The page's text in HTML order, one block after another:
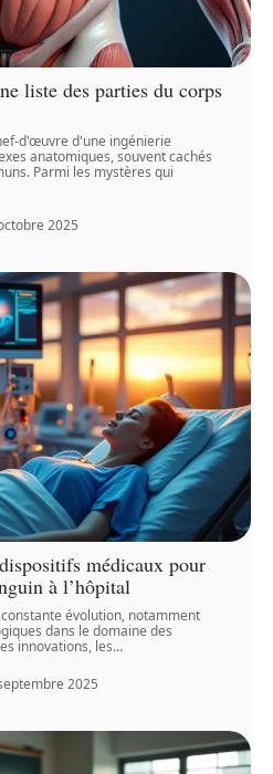
liste des parties du corps
d'œuvre d'une ingénierie
anatomiques, souvent cachés
Parmi les mystères qui
2025
médicaux pour
à l’hôpital
évolution, notamment
dans le domaine des
innovations, les…
2025